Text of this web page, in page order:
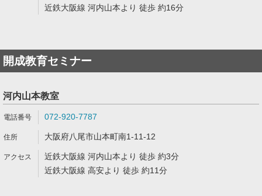
近鉄大阪線 河内山本より 徒歩 約16分
開成教育セミナー
河内山本教室
072-920-7787
大阪府八尾市山本町南1-11-12
近鉄大阪線 河内山本より 徒歩 約3分
近鉄大阪線 高安より 徒歩 約11分